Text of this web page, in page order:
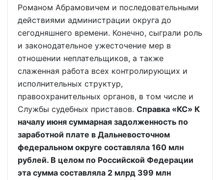
Романом Абрамовичем и последовательными
действиями администрации округа до
сегодняшнего времени. Конечно, сыграли роль
и законодательное ужесточение мер в
отношении неплательщиков, а также
слаженная работа всех контролирующих и
исполнительных структур,
правоохранительных органов, в том числе и
Службы судебных приставов. Справка «КС» К
началу июня суммарная задолженность по
заработной плате в Дальневосточном
федеральном округе составляла 160 млн
рублей. В целом по Российской Федерации
эта сумма составляла 2 млрд 399 млн